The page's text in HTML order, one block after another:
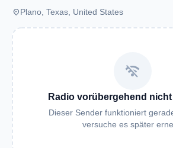
placePlano, Texas, United States
wifi_off
Radio vorübergehend
Dieser Sender funktioniert
versuche es später